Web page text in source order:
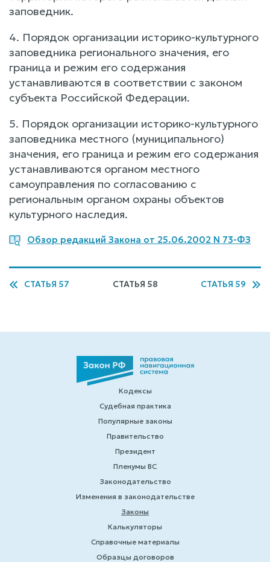
заповедник.
4. Порядок организации историко-культурного
заповедника регионального значения, его
граница и режим его содержания
устанавливаются в соответствии с законом
субъекта Российской Федерации.
5. Порядок организации историко-культурного
заповедника местного (муниципального)
значения, его граница и режим его содержания
устанавливаются органом местного
самоуправления по согласованию с
региональным органом охраны объектов
культурного наследия.
Обзор редакций Закона от 25.06.2002 N 73-ФЗ
СТАТЬЯ 57 СТАТЬЯ 58 СТАТЬЯ 59
Кодексы
Судебная практика
Популярные законы
Правительство
Президент
Пленумы ВС
Законодательство
Изменения в законодательстве
Законы
Калькуляторы
Справочные материалы
Образцы договоров